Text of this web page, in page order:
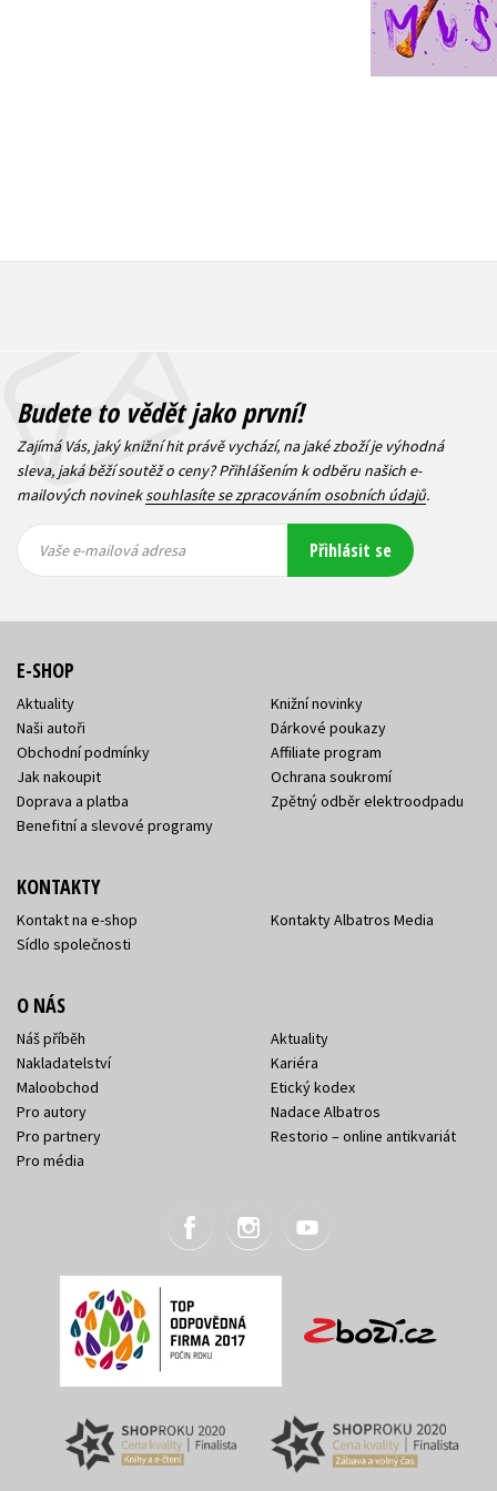
399 Kč
Budete to vědět jako první!
Zajímá Vás, jaký knižní hit právě vychází, na jaké zboží je výhodná
sleva, jaká běží soutěž o ceny? Přihlášením k odběru našich e-
mailových novineksouhlasíte se zpracováním osobních údajů.
mailová
mailová
Vaše e-mailová adresa Přihlásit se
E-SHOP
Aktuality
Naši autoři
Obchodní podmínky
Jak nakoupit
Doprava a platba
Benefitní a slevové programy
Knižní novinky
Dárkové poukazy
Affiliate program
Ochrana soukromí
Zpětný odběr elektroodpadu
KONTAKTY
Kontakt na e-shop
Sídlo společnosti
Kontakty Albatros Media
O NÁS
Náš příběh
Nakladatelství
Maloobchod
Pro autory
Pro partnery
Pro média
Aktuality
Kariéra
Etický kodex
Nadace Albatros
Restorio – online antikvariát